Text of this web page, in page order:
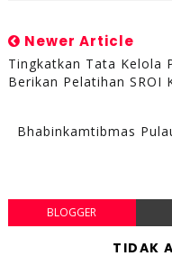
Newer Article
Tingkatkan Tata Kelola
Berikan Pelatihan SROI
Bhabinkamtibmas
BLOGGER
TIDAK